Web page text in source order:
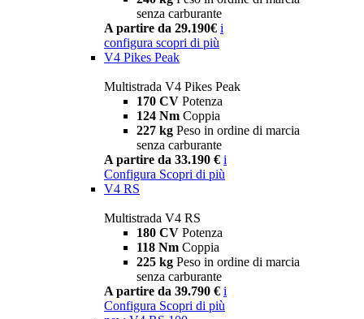
senza carburante
A partire da 29.190€ i
configura scopri di più
V4 Pikes Peak
Multistrada V4 Pikes Peak
170 CV Potenza
124 Nm Coppia
227 kg Peso in ordine di marcia
senza carburante
A partire da 33.190 € i
Configura Scopri di più
V4 RS
Multistrada V4 RS
180 CV Potenza
118 Nm Coppia
225 kg Peso in ordine di marcia
senza carburante
A partire da 39.790 € i
Configura Scopri di più